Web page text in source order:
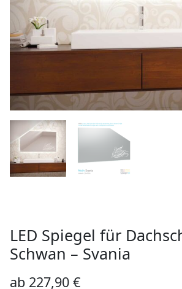
LED Spiegel für
Schwan – Svania
ab 227,90 €